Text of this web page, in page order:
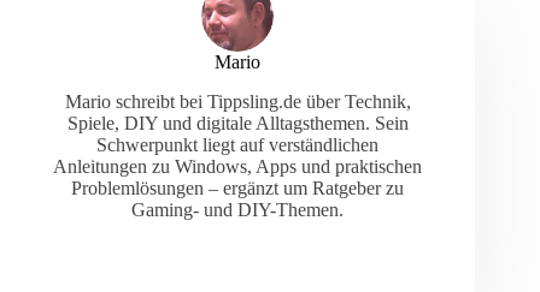
Mario
Mario schreibt bei Tippsling.de über Technik,
Spiele, DIY und digitale Alltagsthemen. Sein
Schwerpunkt liegt auf verständlichen
Anleitungen zu Windows, Apps und praktischen
Problemlösungen – ergänzt um Ratgeber zu
Gaming- und DIY-Themen.